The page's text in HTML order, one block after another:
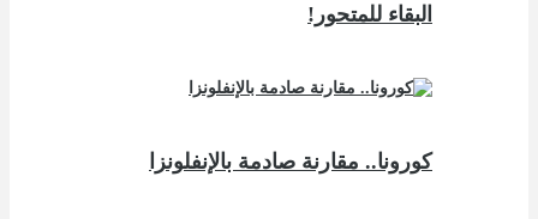
البقاء للمتحور!
كورونا.. مقارنة صادمة بالإنفلونزا